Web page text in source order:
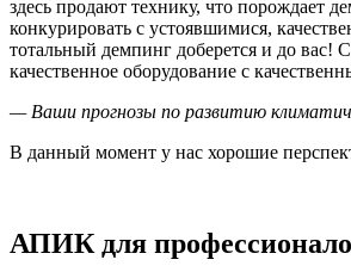
здесь продают технику, что порождает
конкурировать с устоявшимися,
тотальный демпинг доберется и до вас!
качественное оборудование с
— Ваши прогнозы по развитию
В данный момент у нас хорошие
АПИК для